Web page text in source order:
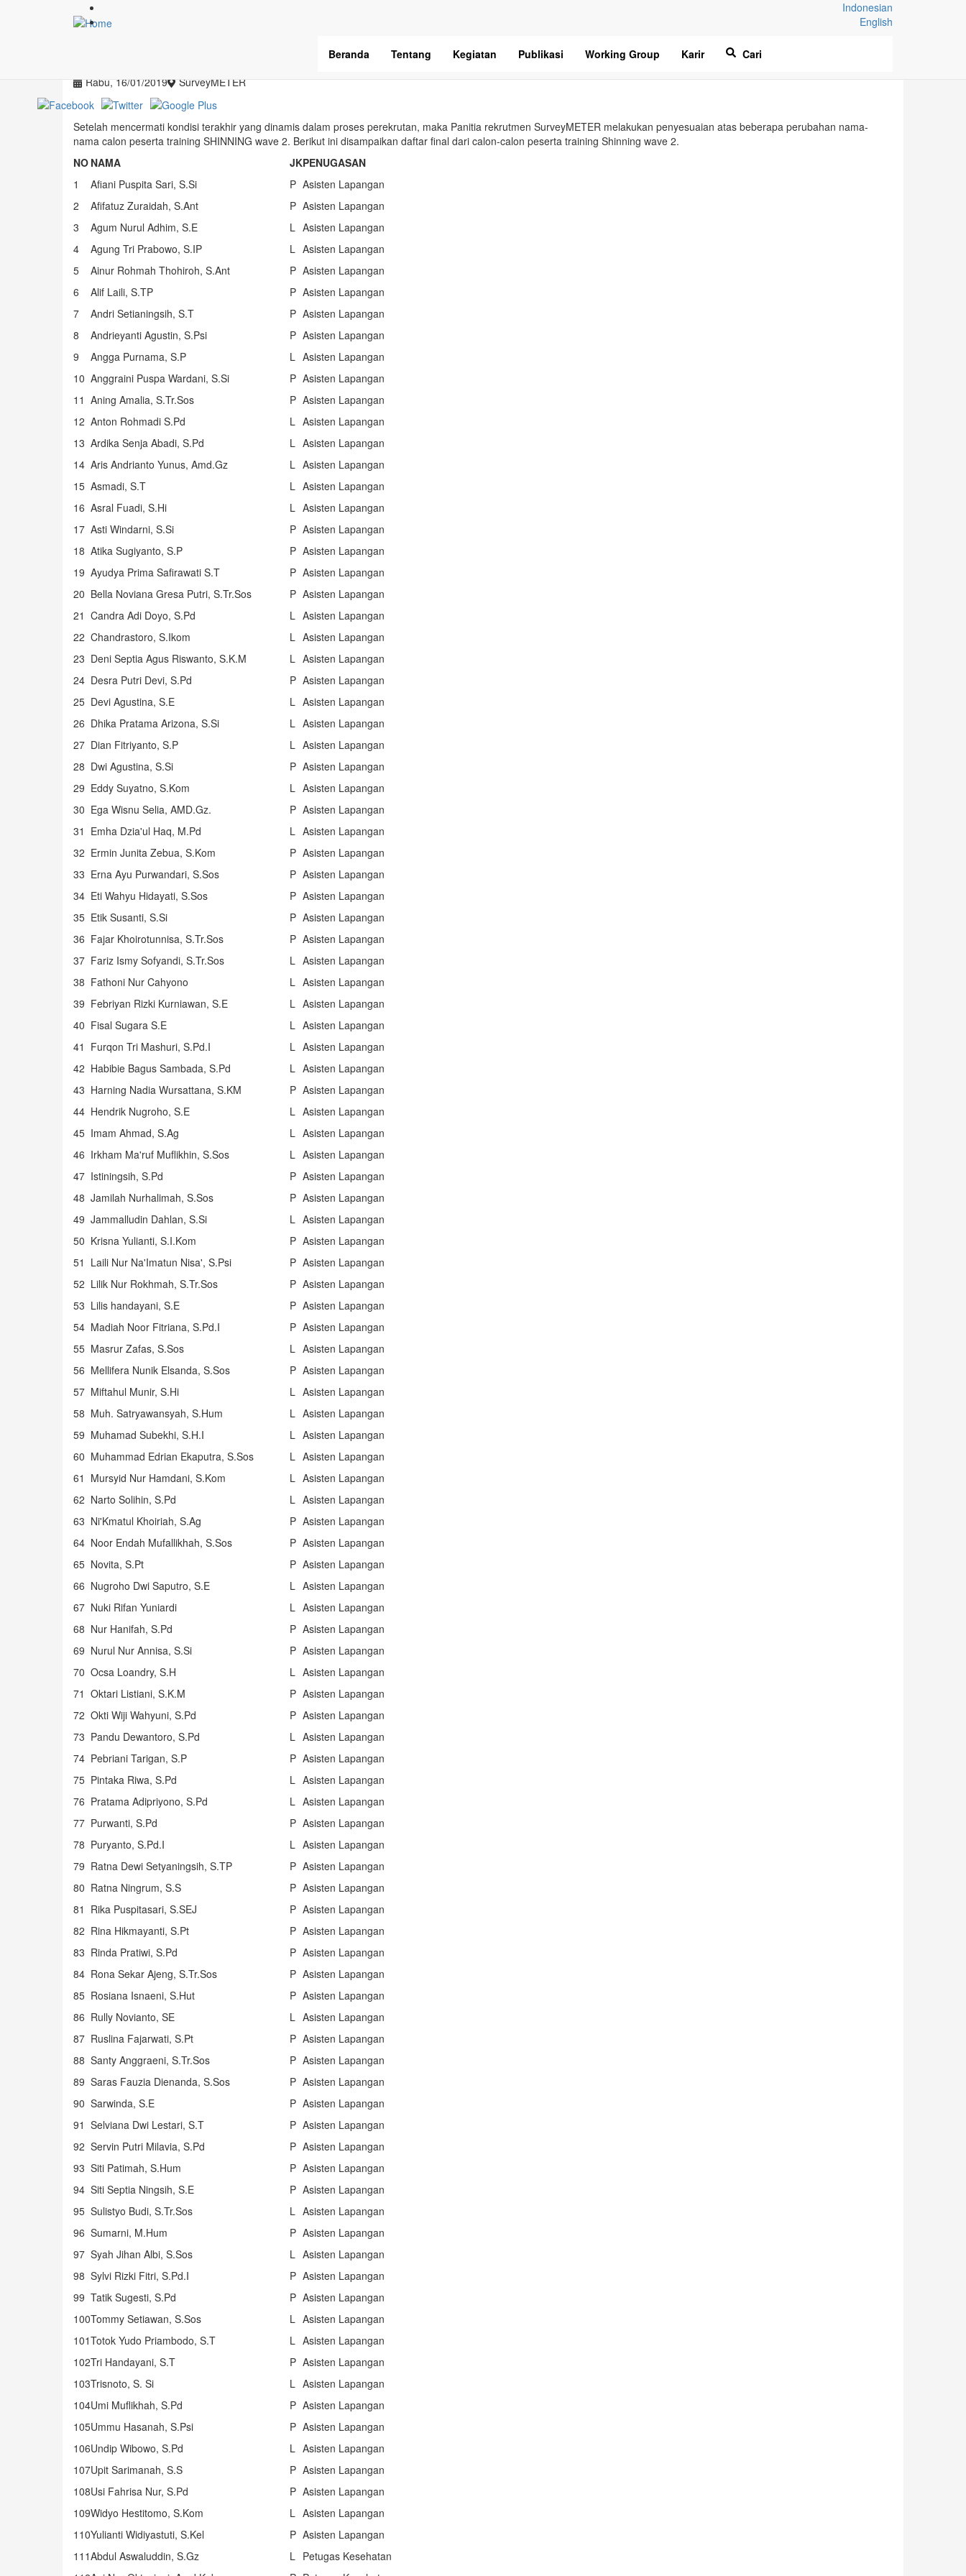
Lompat ke isi utama
Indonesian
English
Beranda Tentang Kegiatan Publikasi Working Group Karir Cari
Daftar Final Calon Peserta Training SHINNING wave 2
Rabu, 16/01/2019 SurveyMETER
Setelah mencermati kondisi terakhir yang dinamis dalam proses perekrutan, maka Panitia rekrutmen SurveyMETER melakukan penyesuaian atas beberapa perubahan nama-
nama calon peserta training SHINNING wave 2. Berikut ini disampaikan daftar final dari calon-calon peserta training Shinning wave 2.
NO NAMA JKPENUGASAN
1
Afiani Puspita Sari, S.Si P Asisten Lapangan
2
Afifatuz Zuraidah, S.Ant P Asisten Lapangan
3
Agum Nurul Adhim, S.E L Asisten Lapangan
4
Agung Tri Prabowo, S.IP L Asisten Lapangan
5
Ainur Rohmah Thohiroh, S.Ant P Asisten Lapangan
6
Alif Laili, S.TP P Asisten Lapangan
7
Andri Setianingsih, S.T P Asisten Lapangan
8
Andrieyanti Agustin, S.Psi P Asisten Lapangan
9
Angga Purnama, S.P L Asisten Lapangan
10 Anggraini Puspa Wardani, S.Si P Asisten Lapangan
11 Aning Amalia, S.Tr.Sos P Asisten Lapangan
12 Anton Rohmadi S.Pd L Asisten Lapangan
13 Ardika Senja Abadi, S.Pd L Asisten Lapangan
14 Aris Andrianto Yunus, Amd.Gz L Asisten Lapangan
15 Asmadi, S.T L Asisten Lapangan
16 Asral Fuadi, S.Hi L Asisten Lapangan
17 Asti Windarni, S.Si P Asisten Lapangan
18 Atika Sugiyanto, S.P P Asisten Lapangan
19 Ayudya Prima Safirawati S.T P Asisten Lapangan
20 Bella Noviana Gresa Putri, S.Tr.Sos P Asisten Lapangan
21 Candra Adi Doyo, S.Pd L Asisten Lapangan
22 Chandrastoro, S.Ikom L Asisten Lapangan
23 Deni Septia Agus Riswanto, S.K.M L Asisten Lapangan
24 Desra Putri Devi, S.Pd P Asisten Lapangan
25 Devi Agustina, S.E L Asisten Lapangan
26 Dhika Pratama Arizona, S.Si L Asisten Lapangan
27 Dian Fitriyanto, S.P L Asisten Lapangan
28 Dwi Agustina, S.Si P Asisten Lapangan
29 Eddy Suyatno, S.Kom L Asisten Lapangan
30 Ega Wisnu Selia, AMD.Gz. P Asisten Lapangan
31 Emha Dzia'ul Haq, M.Pd L Asisten Lapangan
32 Ermin Junita Zebua, S.Kom P Asisten Lapangan
33 Erna Ayu Purwandari, S.Sos P Asisten Lapangan
34 Eti Wahyu Hidayati, S.Sos P Asisten Lapangan
35 Etik Susanti, S.Si P Asisten Lapangan
36 Fajar Khoirotunnisa, S.Tr.Sos P Asisten Lapangan
37 Fariz Ismy Sofyandi, S.Tr.Sos L Asisten Lapangan
38 Fathoni Nur Cahyono L Asisten Lapangan
39 Febriyan Rizki Kurniawan, S.E L Asisten Lapangan
40 Fisal Sugara S.E L Asisten Lapangan
41 Furqon Tri Mashuri, S.Pd.I L Asisten Lapangan
42 Habibie Bagus Sambada, S.Pd L Asisten Lapangan
43 Harning Nadia Wursattana, S.KM P Asisten Lapangan
44 Hendrik Nugroho, S.E L Asisten Lapangan
45 Imam Ahmad, S.Ag L Asisten Lapangan
46 Irkham Ma'ruf Muflikhin, S.Sos L Asisten Lapangan
47 Istiningsih, S.Pd P Asisten Lapangan
48 Jamilah Nurhalimah, S.Sos P Asisten Lapangan
49 Jammalludin Dahlan, S.Si L Asisten Lapangan
50 Krisna Yulianti, S.I.Kom P Asisten Lapangan
51 Laili Nur Na'Imatun Nisa', S.Psi P Asisten Lapangan
52 Lilik Nur Rokhmah, S.Tr.Sos P Asisten Lapangan
53 Lilis handayani, S.E P Asisten Lapangan
54 Madiah Noor Fitriana, S.Pd.I P Asisten Lapangan
55 Masrur Zafas, S.Sos L Asisten Lapangan
56 Mellifera Nunik Elsanda, S.Sos P Asisten Lapangan
57 Miftahul Munir, S.Hi L Asisten Lapangan
58 Muh. Satryawansyah, S.Hum L Asisten Lapangan
59 Muhamad Subekhi, S.H.I L Asisten Lapangan
60 Muhammad Edrian Ekaputra, S.Sos L Asisten Lapangan
61 Mursyid Nur Hamdani, S.Kom L Asisten Lapangan
62 Narto Solihin, S.Pd L Asisten Lapangan
63 Ni'Kmatul Khoiriah, S.Ag P Asisten Lapangan
64 Noor Endah Mufallikhah, S.Sos P Asisten Lapangan
65 Novita, S.Pt P Asisten Lapangan
66 Nugroho Dwi Saputro, S.E L Asisten Lapangan
67 Nuki Rifan Yuniardi L Asisten Lapangan
68 Nur Hanifah, S.Pd P Asisten Lapangan
69 Nurul Nur Annisa, S.Si P Asisten Lapangan
70 Ocsa Loandry, S.H L Asisten Lapangan
71 Oktari Listiani, S.K.M P Asisten Lapangan
72 Okti Wiji Wahyuni, S.Pd P Asisten Lapangan
73 Pandu Dewantoro, S.Pd L Asisten Lapangan
74 Pebriani Tarigan, S.P P Asisten Lapangan
75 Pintaka Riwa, S.Pd L Asisten Lapangan
76 Pratama Adipriyono, S.Pd L Asisten Lapangan
77 Purwanti, S.Pd P Asisten Lapangan
78 Puryanto, S.Pd.I L Asisten Lapangan
79 Ratna Dewi Setyaningsih, S.TP P Asisten Lapangan
80 Ratna Ningrum, S.S P Asisten Lapangan
81 Rika Puspitasari, S.SEJ P Asisten Lapangan
82 Rina Hikmayanti, S.Pt P Asisten Lapangan
83 Rinda Pratiwi, S.Pd P Asisten Lapangan
84 Rona Sekar Ajeng, S.Tr.Sos P Asisten Lapangan
85 Rosiana Isnaeni, S.Hut P Asisten Lapangan
86 Rully Novianto, SE L Asisten Lapangan
87 Ruslina Fajarwati, S.Pt P Asisten Lapangan
88 Santy Anggraeni, S.Tr.Sos P Asisten Lapangan
89 Saras Fauzia Dienanda, S.Sos P Asisten Lapangan
90 Sarwinda, S.E P Asisten Lapangan
91 Selviana Dwi Lestari, S.T P Asisten Lapangan
92 Servin Putri Milavia, S.Pd P Asisten Lapangan
93 Siti Patimah, S.Hum P Asisten Lapangan
94 Siti Septia Ningsih, S.E P Asisten Lapangan
95 Sulistyo Budi, S.Tr.Sos L Asisten Lapangan
96 Sumarni, M.Hum P Asisten Lapangan
97 Syah Jihan Albi, S.Sos L Asisten Lapangan
98 Sylvi Rizki Fitri, S.Pd.I P Asisten Lapangan
99 Tatik Sugesti, S.Pd P Asisten Lapangan
100Tommy Setiawan, S.Sos L Asisten Lapangan
101Totok Yudo Priambodo, S.T L Asisten Lapangan
102Tri Handayani, S.T P Asisten Lapangan
103Trisnoto, S. Si L Asisten Lapangan
104Umi Muflikhah, S.Pd P Asisten Lapangan
105Ummu Hasanah, S.Psi P Asisten Lapangan
106Undip Wibowo, S.Pd L Asisten Lapangan
107Upit Sarimanah, S.S P Asisten Lapangan
108Usi Fahrisa Nur, S.Pd P Asisten Lapangan
109Widyo Hestitomo, S.Kom L Asisten Lapangan
110Yulianti Widiyastuti, S.Kel P Asisten Lapangan
111Abdul Aswaluddin, S.Gz L Petugas Kesehatan